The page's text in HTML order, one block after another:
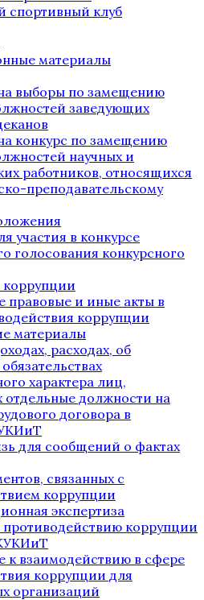
спортивный клуб
материалы
выборы по замещению
заведующих
конкурс по замещению
научных и
работников, относящихся
преподавательскому
участия в конкурсе
голосования конкурсного
коррупции
правовые и иные акты в
коррупции
материалы
расходах, об
характера лиц,
должности на
договора в
для сообщений о фактах
связанных с
коррупции
экспертиза
коррупции
к взаимодействию в сфере
коррупции для
организаций